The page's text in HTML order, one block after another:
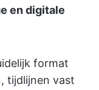
en digitale
format
tijdlijnen vast